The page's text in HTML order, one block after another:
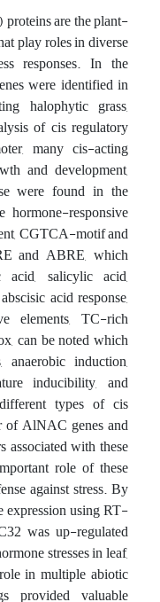
are the plant-
play roles in diverse
responses. In the
were identified in
halophytic grass,
of cis regulatory
many cis-acting
and development,
were found in the
responsive
CGTCA-motif and
and ABRE, which
acid, salicylic acid,
acid response,
elements, TC-rich
can be noted which
induction,
inducibility, and
types of cis
of AlNAC genes and
with these
role of these
against stress. By
using RT-
was up-regulated
stresses in leaf,
in multiple abiotic
provided valuable